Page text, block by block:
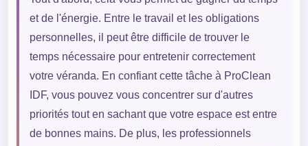
et de l'énergie. Entre le travail et les obligations
personnelles, il peut être difficile de trouver le
temps nécessaire pour entretenir correctement
votre véranda. En confiant cette tâche à ProClean
IDF, vous pouvez vous concentrer sur d'autres
priorités tout en sachant que votre espace est entre
de bonnes mains. De plus, les professionnels